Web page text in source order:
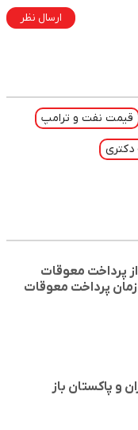
ارسال نظر
قیمت نفت و ترامپ
پرداخت معوقات
پرداخت معوقات
و پاکستان باز